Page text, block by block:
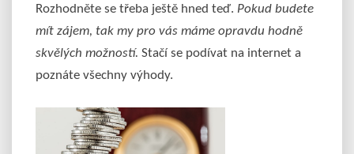
Rozhodněte se třeba ještě hned teď. Pokud budete
mít zájem, tak my pro vás máme opravdu hodně
skvělých možností. Stačí se podívat na internet a
poznáte všechny výhody.